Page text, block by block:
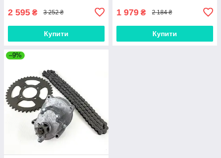
2 595 ₴ 3 252 ₴
Купити
1 979 ₴ 2 184 ₴
Купити
–9%